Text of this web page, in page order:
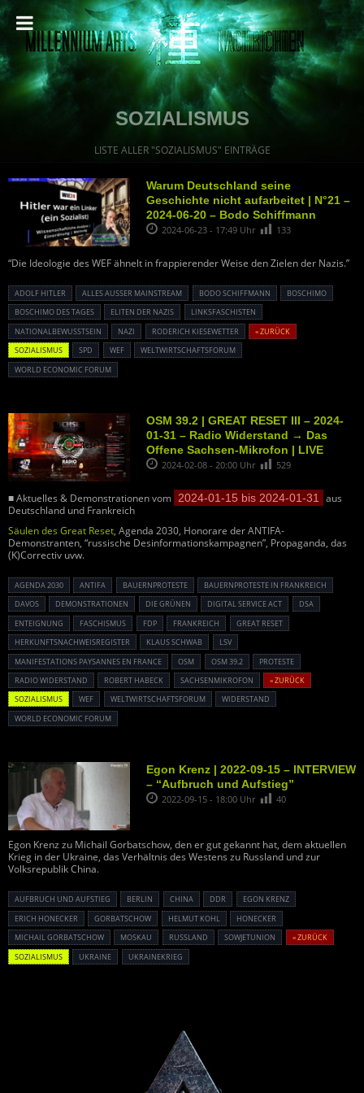
SOZIALISMUS
LISTE ALLER "SOZIALISMUS" EINTRÄGE
Warum Deutschland seine
Geschichte nicht aufarbeitet | N°21 –
2024-06-20 – Bodo Schiffmann
2024-06-23 - 17:49 Uhr 133
“Die Ideologie des WEF ähnelt in frappierender Weise den Zielen der Nazis.”
ADOLF HITLER ALLES AUSSER MAINSTREAM BODO SCHIFFMANN
BOSCHIMO
BOSCHIMO DES TAGES
ELITEN DER NAZIS
LINKSFASCHISTEN
NATIONALBEWUSSTSEIN
NAZI RODERICH KIESEWETTER
« ZURÜCK
SOZIALISMUS
SPD WEF
WELTWIRTSCHAFTSFORUM
WORLD ECONOMIC FORUM
OSM 39.2 | GREAT RESET III – 2024-
01-31 – Radio Widerstand → Das
Offene Sachsen-Mikrofon | LIVE
2024-02-08 - 20:00 Uhr 529
■ Aktuelles & Demonstrationen vom 2024-01-15 bis 2024-01-31
aus
Deutschland und Frankreich
Säulen des Great Reset, Agenda 2030, Honorare der ANTIFA-
Demonstranten, “russische Desinformationskampagnen”, Propaganda, das
(K)Correctiv uvw.
AGENDA 2030 ANTIFA BAUERNPROTESTE
BAUERNPROTESTE IN FRANKREICH
DAVOS
DEMONSTRATIONEN DIE GRÜNEN DIGITAL SERVICE ACT
DSA
ENTEIGNUNG
FASCHISMUS FDP FRANKREICH
GREAT RESET
HERKUNFTSNACHWEISREGISTER
KLAUS SCHWAB
LSV
MANIFESTATIONS PAYSANNES EN FRANCE
OSM OSM 39.2
PROTESTE
RADIO WIDERSTAND
ROBERT HABECK SACHSENMIKROFON
« ZURÜCK
SOZIALISMUS
WEF WELTWIRTSCHAFTSFORUM
WIDERSTAND
WORLD ECONOMIC FORUM
Egon Krenz | 2022-09-15 – INTERVIEW
– “Aufbruch und Aufstieg”
2022-09-15 - 18:00 Uhr 40
Egon Krenz zu Michail Gorbatschow, den er gut gekannt hat, dem aktuellen
Krieg in der Ukraine, das Verhältnis des Westens zu Russland und zur
Volksrepublik China.
AUFBRUCH UND AUFSTIEG BERLIN CHINA DDR
EGON KRENZ
ERICH HONECKER
GORBATSCHOW HELMUT KOHL
HONECKER
MICHAIL GORBATSCHOW
MOSKAU RUSSLAND SOWJETUNION
« ZURÜCK
SOZIALISMUS
UKRAINE UKRAINEKRIEG